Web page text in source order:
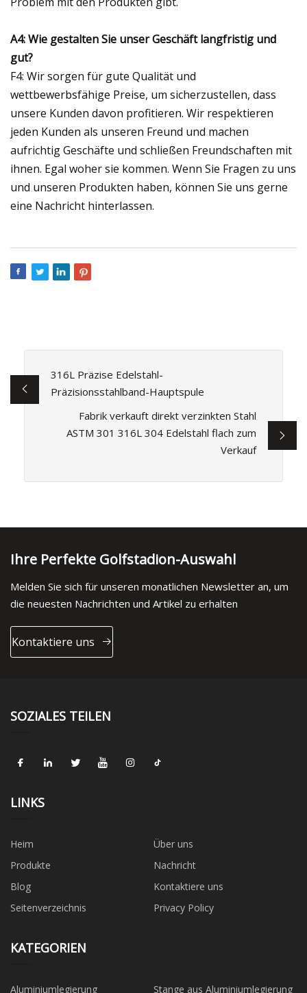
A4: Wie gestalten Sie unser Geschäft langfristig und
gut?
F4: Wir sorgen für gute Qualität und
wettbewerbsfähige Preise, um sicherzustellen, dass
unsere Kunden davon profitieren. Wir respektieren
jeden Kunden als unseren Freund und machen
aufrichtig Geschäfte und schließen Freundschaften mit
ihnen. Egal woher sie kommen. Wenn Sie Fragen zu uns
und unseren Produkten haben, können Sie uns gerne
eine Nachricht hinterlassen.
316L Präzise Edelstahl-
Präzisionsstahlband-Hauptspule
Fabrik verkauft direkt verzinkten Stahl
ASTM 301 316L 304 Edelstahl flach zum
Verkauf
Ihre Perfekte Golfstadion-Auswahl
Melden Sie sich für unseren monatlichen Newsletter an, um
die neuesten Nachrichten und Artikel zu erhalten
Kontaktiere uns
SOZIALES TEILEN
LINKS
Heim
Über uns
Produkte
Nachricht
Blog
Kontaktiere uns
Seitenverzeichnis
Privacy Policy
KATEGORIEN
Aluminiumlegierung Stange aus Aluminiumlegierung